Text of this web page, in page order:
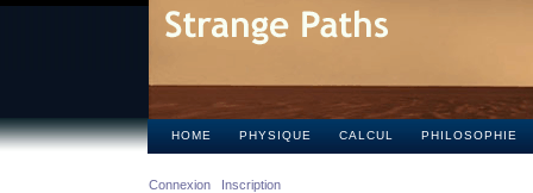
HOME PHYSIQUE CALCUL PHILOSOPHIE
Connexion Inscription